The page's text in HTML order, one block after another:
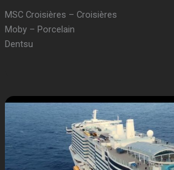
MSC Croisières – Croisières
Moby – Porcelain
Dentsu